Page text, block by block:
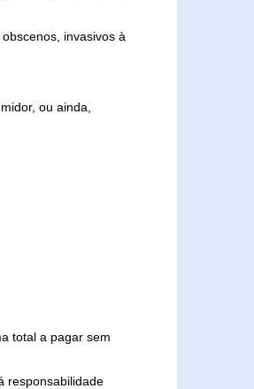
invasivos à
ou ainda,
total a pagar sem
responsabilidade